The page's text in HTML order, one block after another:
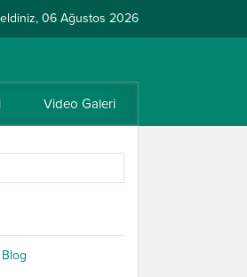
06 Ağustos 2026
Video Galeri
Blog